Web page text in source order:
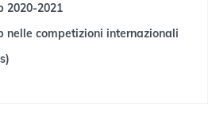
2020-2021
nelle competizioni internazionali